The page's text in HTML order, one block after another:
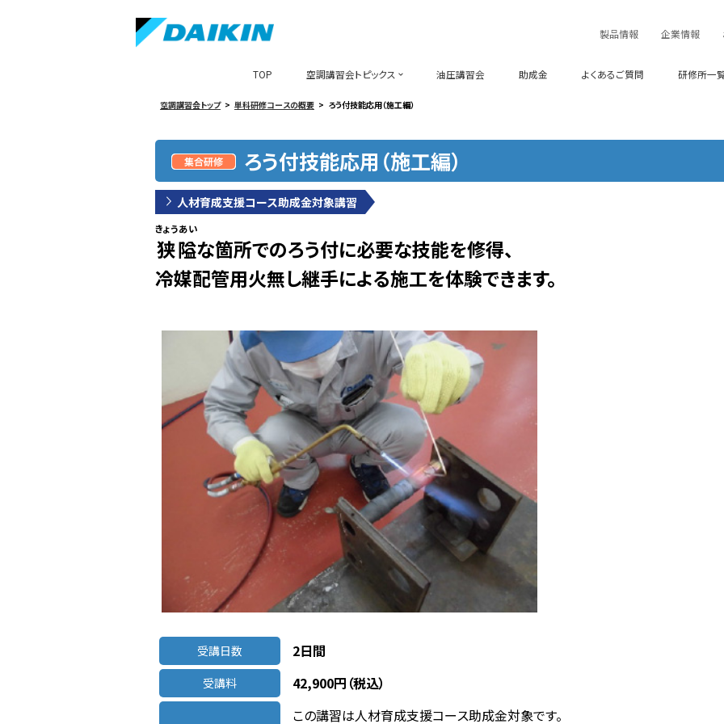
製品情報 企業情報
TOP 空調講習会トピックス 油圧講習会 助成金 よくあるご質問 研修所一
空調講習会トップ 単科研修コースの概要 ろう付技能応用（施工編）
ろう付技能応用（施工編）
人材育成支援コース助成金対象講習
狭隘
きょうあい
な箇所でのろう付に必要な技能を修得、
冷媒配管用火無し継手による施工を体験できます。
受講日数 2日間
受講料
42,900円（税込）
この講習は人材育成支援コース助成金対象です。